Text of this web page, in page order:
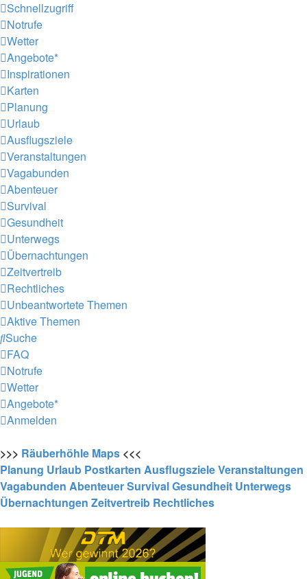
Schnellzugriff
Notrufe
Wetter
Angebote*
Inspirationen
Karten
Planung
Urlaub
Ausflugsziele
Veranstaltungen
Vagabunden
Abenteuer
Survival
Gesundheit
Unterwegs
Übernachtungen
Zeitvertreib
Rechtliches
Unbeantwortete Themen
Aktive Themen
Suche
FAQ
Notrufe
Wetter
Angebote*
Anmelden
>>> Räuberhöhle Maps <<<
Planung Urlaub Postkarten AusflugszieleVeranstaltungen
Vagabunden AbenteuerSurvivalGesundheit Unterwegs
Übernachtungen Zeitvertreib Rechtliches